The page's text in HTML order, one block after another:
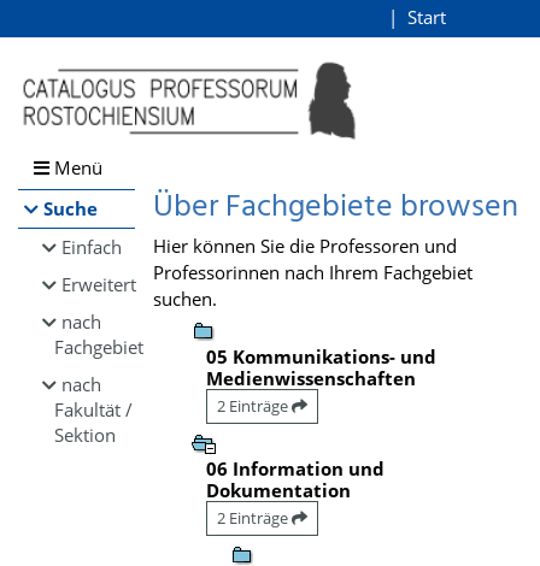
Browsen
direkt zum Inhalt
Start
Menü
Suche
Einfach
Erweitert
nach
Fachgebiet
nach
Fakultät /
Sektion
Über Fachgebiete browsen
Hier können Sie die Professoren und
Professorinnen nach Ihrem Fachgebiet
suchen.
05 Kommunikations- und
Medienwissenschaften
2 Einträge
06 Information und
Dokumentation
2 Einträge